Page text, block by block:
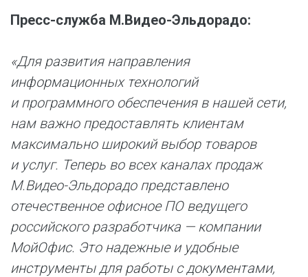
Пресс-служба М.Видео-Эльдорадо:
«Для развития направления
информационных технологий
и программного обеспечения в нашей сети,
нам важно предоставлять клиентам
максимально широкий выбор товаров
и услуг. Теперь во всех каналах продаж
М.Видео-Эльдорадо представлено
отечественное офисное ПО ведущего
российского разработчика — компании
МойОфис. Это надежные и удобные
инструменты для работы с документами,